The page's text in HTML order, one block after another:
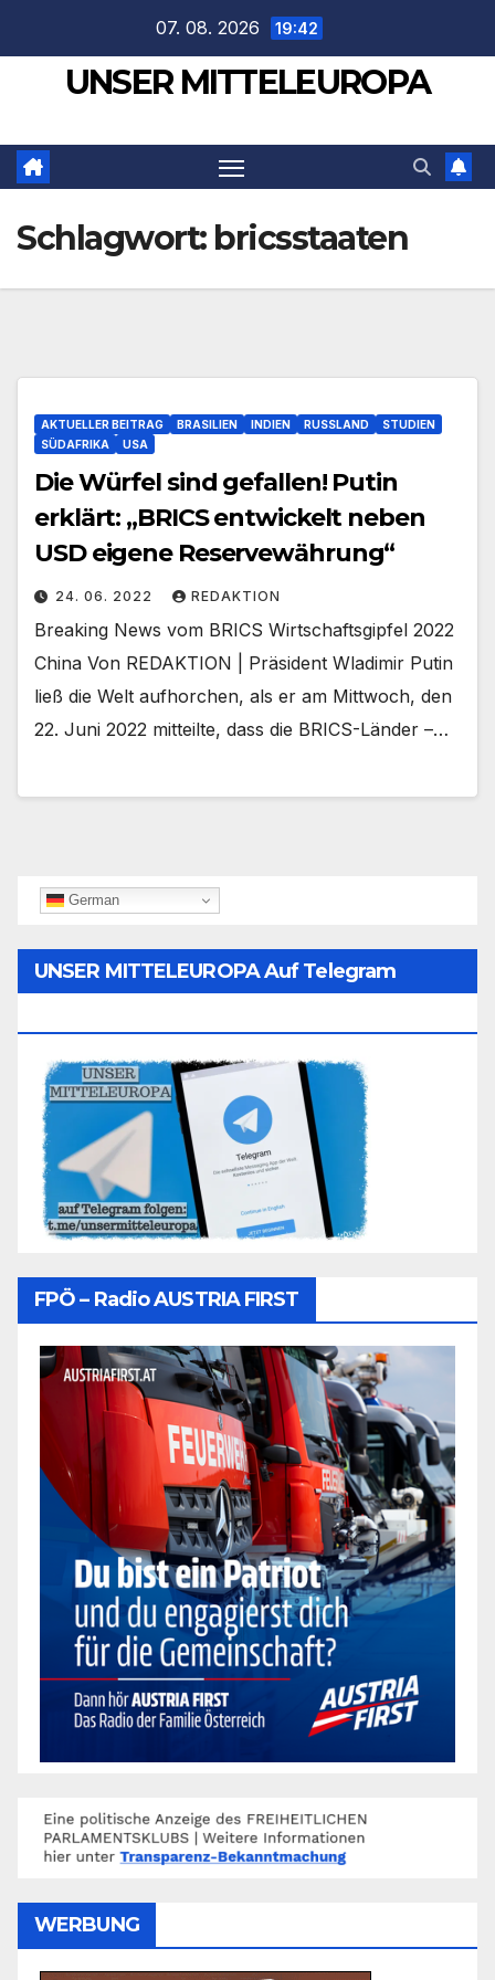
springen
07. 08. 2026 19:42
UNSER MITTELEUROPA
Schlagwort: bricsstaaten
AKTUELLER BEITRAG BRASILIEN INDIEN RUSSLAND
STUDIEN
SÜDAFRIKA
USA
Die Würfel sind gefallen! Putin
erklärt: „BRICS entwickelt neben
USD eigene Reservewährung“
24. 06. 2022 REDAKTION
Breaking News vom BRICS Wirtschaftsgipfel 2022
China Von REDAKTION | Präsident Wladimir Putin
ließ die Welt aufhorchen, als er am Mittwoch, den
22. Juni 2022 mitteilte, dass die BRICS-Länder –…
German
UNSER MITTELEUROPA Auf Telegram
FPÖ – Radio AUSTRIA FIRST
WERBUNG